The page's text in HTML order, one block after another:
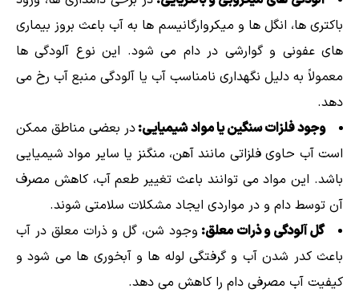
باکتری ها، انگل ها و میکروارگانیسم ها به آب باعث بروز بیماری
های عفونی و گوارشی در دام می شود. این نوع آلودگی ها
معمولاً به دلیل نگهداری نامناسب آب یا آلودگی منبع آب رخ می
دهد.
وجود فلزات سنگین یا مواد شیمیایی:در بعضی مناطق ممکن
است آب حاوی فلزاتی مانند آهن، منگنز یا سایر مواد شیمیایی
باشد. این مواد می توانند باعث تغییر طعم آب، کاهش مصرف
آن توسط دام و در مواردی ایجاد مشکلات سلامتی شوند.
گل آلودگی و ذرات معلق: وجود شن، گل و ذرات معلق در آب
باعث کدر شدن آب و گرفتگی لوله ها و آبخوری ها می شود و
کیفیت آب مصرفی دام را کاهش می دهد.